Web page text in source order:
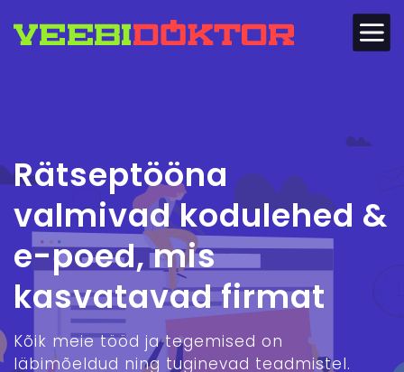
Rätseptööna
valmivad kodulehed &
e-poed, mis
kasvatavad firmat
Kõik meie tööd ja tegemised on
läbimõeldud ning tuginevad teadmistel.